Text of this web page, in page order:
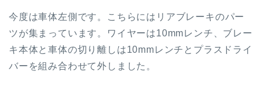
今度は車体左側です。こちらにはリアブレーキのパー
ツが集まっています。ワイヤーは10mmレンチ、ブレー
キ本体と車体の切り離しは10mmレンチとプラスドライ
バーを組み合わせて外しました。